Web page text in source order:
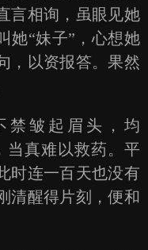
言相询，虽眼见她
她“妹子”，心想她
，以资报答。果然
皱起眉头，均
当真难以救药。平
时连一百天也没有
清醒得片刻，便和